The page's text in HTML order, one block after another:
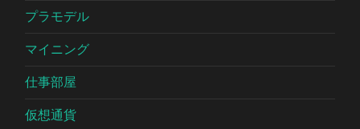
プラモデル
マイニング
仕事部屋
仮想通貨